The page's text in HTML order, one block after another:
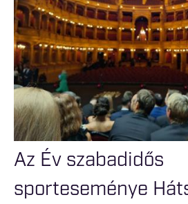
Az Év szabadidős
sporteseménye